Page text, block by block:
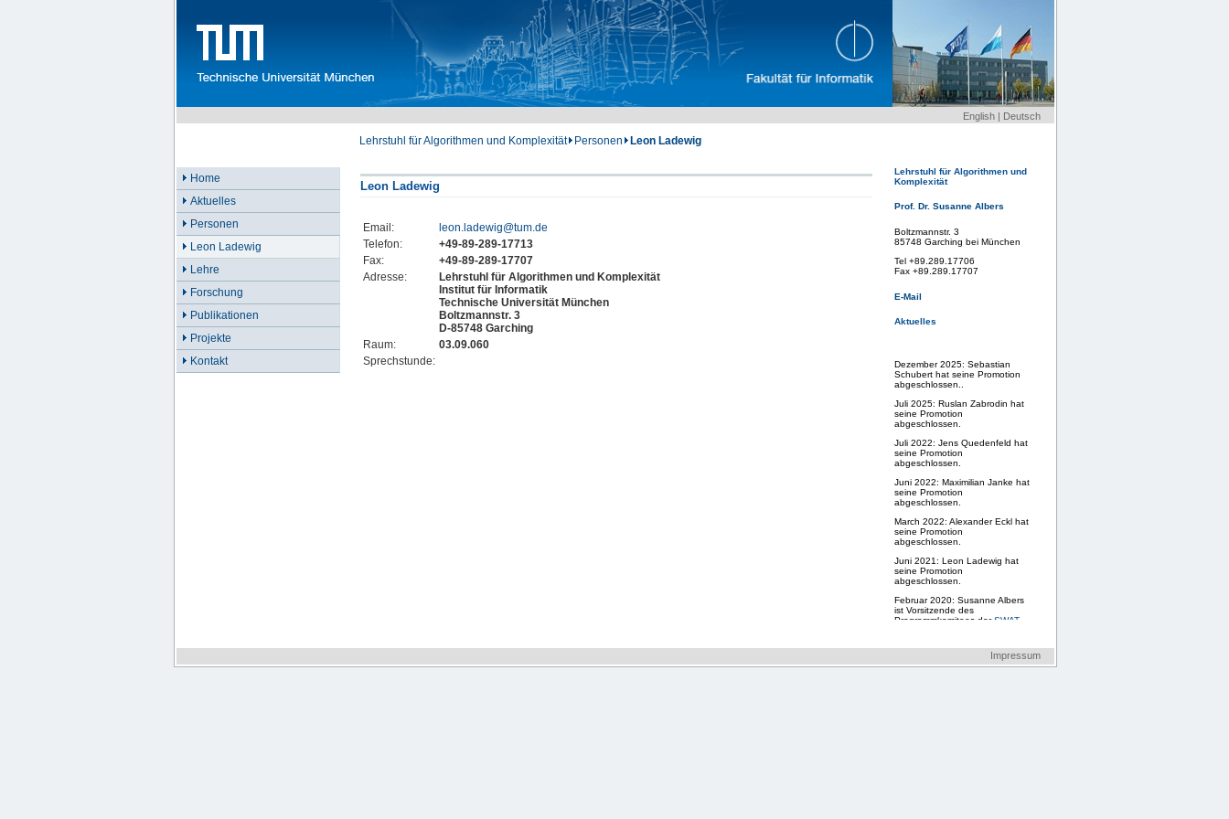
English | Deutsch
Lehrstuhl für Algorithmen und Komplexität Personen Leon Ladewig
Home
Aktuelles
Personen
Leon Ladewig
Lehre
Forschung
Publikationen
Projekte
Kontakt
Leon Ladewig
Email:
leon.ladewig@tum.de
Telefon:
+49-89-289-17713
Fax:
+49-89-289-17707
Adresse:
Lehrstuhl für Algorithmen und Komplexität
Institut für Informatik
Technische Universität München
Boltzmannstr. 3
D-85748 Garching
Raum:
03.09.060
Sprechstunde:
Dezember 2025: Sebastian
Schubert hat seine Promotion
abgeschlossen..
Juli 2025: Ruslan Zabrodin hat
seine Promotion
abgeschlossen.
Juli 2022: Jens Quedenfeld hat
seine Promotion
abgeschlossen.
Juni 2022: Maximilian Janke hat
seine Promotion
abgeschlossen.
March 2022: Alexander Eckl hat
seine Promotion
abgeschlossen.
Juni 2021: Leon Ladewig hat
seine Promotion
abgeschlossen.
Februar 2020: Susanne Albers
ist Vorsitzende des
Programmkomitees derSWAT
Februar 2020: Susanne Albers
ist eingeladene Sprecherin auf
demACM India Annual Event.
Lehrstuhl für Algorithmen und
Komplexität
Prof. Dr. Susanne Albers
Boltzmannstr. 3
85748 Garching bei München
Tel +89.289.17706
Fax +89.289.17707
E-Mail
Aktuelles
Impressum